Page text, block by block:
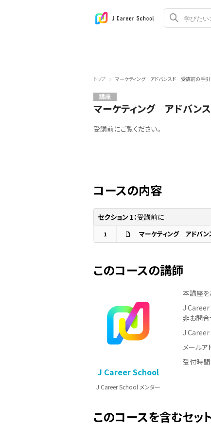
トップ マーケティング アドバンスド 受講前の手引
講座
マーケティング アドバン
受講前にご覧ください。
コースの内容
セクション 1：受講前に
1 マーケティング アドバ
このコースの講師
J Career School
J Career School メンター
本講座を
J Career
非お問合
J
メール
受付時間
このコースを含むセッ